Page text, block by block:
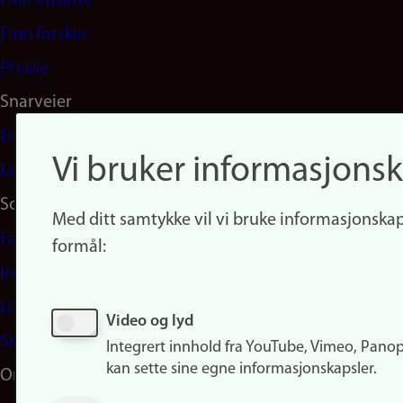
(no)
Finn forsker
Presse
Snarveier
Finn studier
Ledige stillinger
Sosiale medier
Facebook
Instagram
LinkedIn
Snapchat
Om nettstedet
Vi bruker
Med ditt samtykke vil vi bruke
formål:
Video og lyd
Integrert innhold fra YouTube, Vimeo,
kan sette sine egne informasjonskapsler.